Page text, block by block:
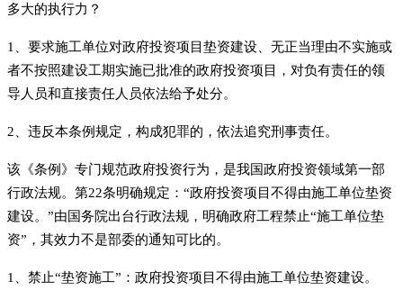
多大的执行力？
1、要求施工单位对政府投资项目垫资建设、无正当理由不实施或
者不按照建设工期实施已批准的政府投资项目，对负有责任的领
导人员和直接责任人员依法给予处分。
2、违反本条例规定，构成犯罪的，依法追究刑事责任。
该《条例》专门规范政府投资行为，是我国政府投资领域第一部
行政法规。第22条明确规定：“政府投资项目不得由施工单位垫资
建设。”由国务院出台行政法规，明确政府工程禁止“施工单位垫
资”，其效力不是部委的通知可比的。
1、禁止“垫资施工”：政府投资项目不得由施工单位垫资建设。